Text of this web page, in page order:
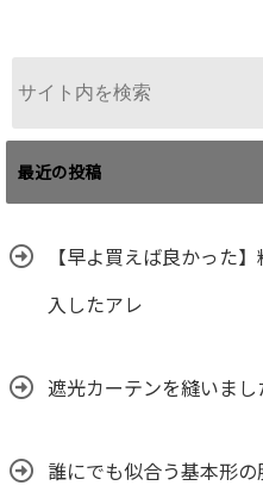
最近の投稿
【早よ買えば良かった
入したアレ
遮光カーテンを縫いまし
誰にでも似合う基本形